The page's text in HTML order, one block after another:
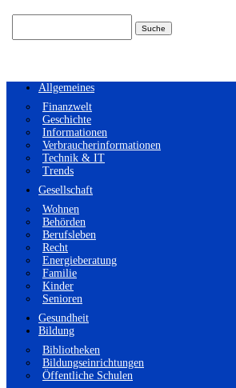
Allgemeines
Finanzwelt
Geschichte
Informationen
Verbraucherinformationen
Technik & IT
Trends
Gesellschaft
Wohnen
Behörden
Berufsleben
Recht
Energieberatung
Familie
Kinder
Senioren
Gesundheit
Bildung
Bibliotheken
Bildungseinrichtungen
Öffentliche Schulen